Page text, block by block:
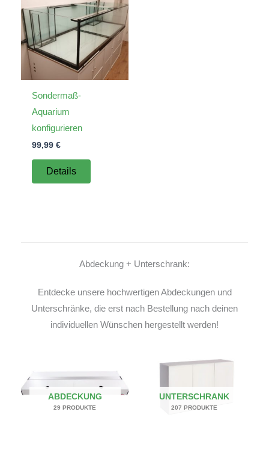
Sondermaß-
Aquarium
konfigurieren
99,99 €
Details
Abdeckung + Unterschrank:
Entdecke unsere hochwertigen Abdeckungen und
Unterschränke, die erst nach Bestellung nach deinen
individuellen Wünschen hergestellt werden!
ABDECKUNG
29 PRODUKTE
UNTERSCHRANK
207 PRODUKTE